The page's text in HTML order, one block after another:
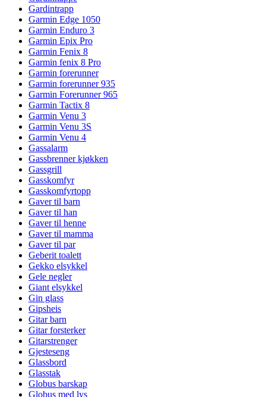
Gardintrapp
Garmin Edge 1050
Garmin Enduro 3
Garmin Epix Pro
Garmin Fenix 8
Garmin fenix 8 Pro
Garmin forerunner
Garmin forerunner 935
Garmin Forerunner 965
Garmin Tactix 8
Garmin Venu 3
Garmin Venu 3S
Garmin Venu 4
Gassalarm
Gassbrenner kjøkken
Gassgrill
Gasskomfyr
Gasskomfyrtopp
Gaver til barn
Gaver til han
Gaver til henne
Gaver til mamma
Gaver til par
Geberit toalett
Gekko elsykkel
Gele negler
Giant elsykkel
Gin glass
Gipsheis
Gitar barn
Gitar forsterker
Gitarstrenger
Gjesteseng
Glassbord
Glasstak
Globus barskap
Globus med lys